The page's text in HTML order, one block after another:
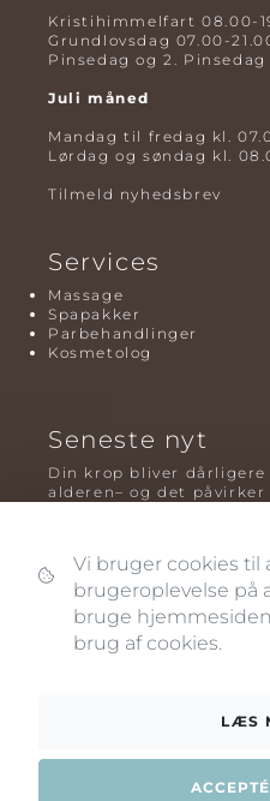
Kristihimmelfart 08.00-
Grundlovsdag 07.00-
Pinsedag og 2. Pinsedag
Juli måned
Mandag til fredag kl.
Lørdag og søndag kl.
Tilmeld nyhedsbrev
Services
Massage
Spapakker
Parbehandlinger
Kosmetolog
Seneste nyt
Din krop bliver
alderen– og det
Plyometrisk træning:
af det mest oversete for
og efter
Vi bruger cookies til
brugeroplevelse på
bruge
brug af cookies.
LÆS